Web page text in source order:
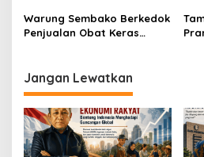
Secara Luas Mulai 20
Agustus 2026
Warung Sembako Berkedok
Penjualan Obat Keras
Jangan Lewatkan